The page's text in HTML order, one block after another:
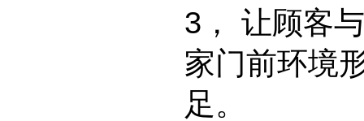
3 ，
让顾客
家门前环境
足。